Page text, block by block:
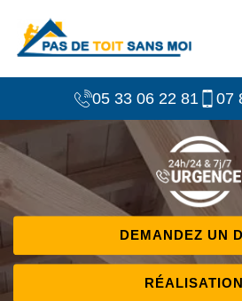
05 33 06 22 81 07
DEMANDEZ UN